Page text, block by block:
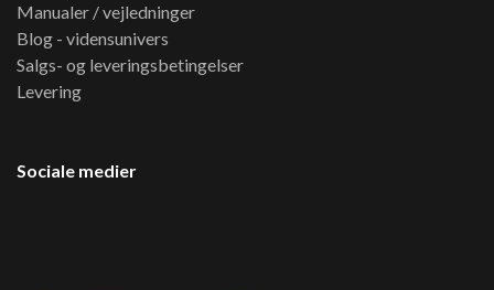
Manualer / vejledninger
Blog - vidensunivers
Salgs- og leveringsbetingelser
Levering
Sociale medier